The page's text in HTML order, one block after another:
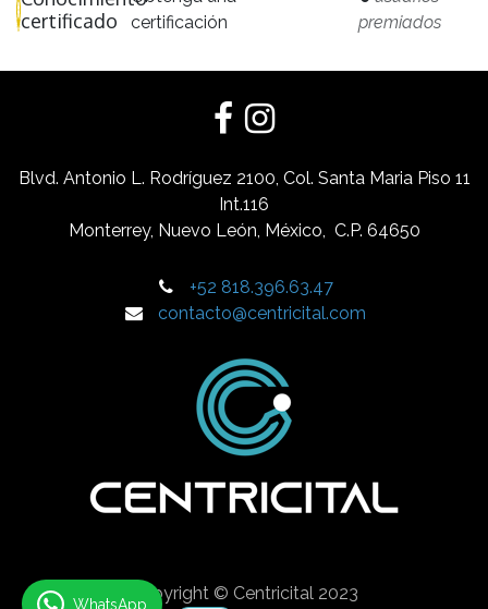
certificado
certificación
premiados
Blvd. Antonio L. Rodríguez 2100 Col. Santa Maria Piso 11
Int.116
Monterrey, Nuevo León, México
C.P. 64650
+52 818.396.63.47
contacto@centricital.com
Copyright © Centricital 2023
WhatsApp